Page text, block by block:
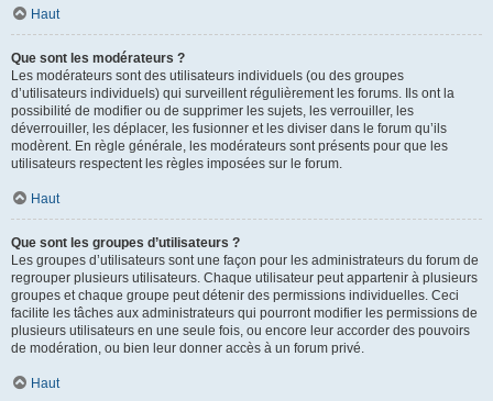
Haut
Que sont les modérateurs ?
Les modérateurs sont des utilisateurs individuels (ou des groupes
d’utilisateurs individuels) qui surveillent régulièrement les forums. Ils ont la
possibilité de modifier ou de supprimer les sujets, les verrouiller, les
déverrouiller, les déplacer, les fusionner et les diviser dans le forum qu’ils
modèrent. En règle générale, les modérateurs sont présents pour que les
utilisateurs respectent les règles imposées sur le forum.
Haut
Que sont les groupes d’utilisateurs ?
Les groupes d’utilisateurs sont une façon pour les administrateurs du forum de
regrouper plusieurs utilisateurs. Chaque utilisateur peut appartenir à plusieurs
groupes et chaque groupe peut détenir des permissions individuelles. Ceci
facilite les tâches aux administrateurs qui pourront modifier les permissions de
plusieurs utilisateurs en une seule fois, ou encore leur accorder des pouvoirs
de modération, ou bien leur donner accès à un forum privé.
Haut